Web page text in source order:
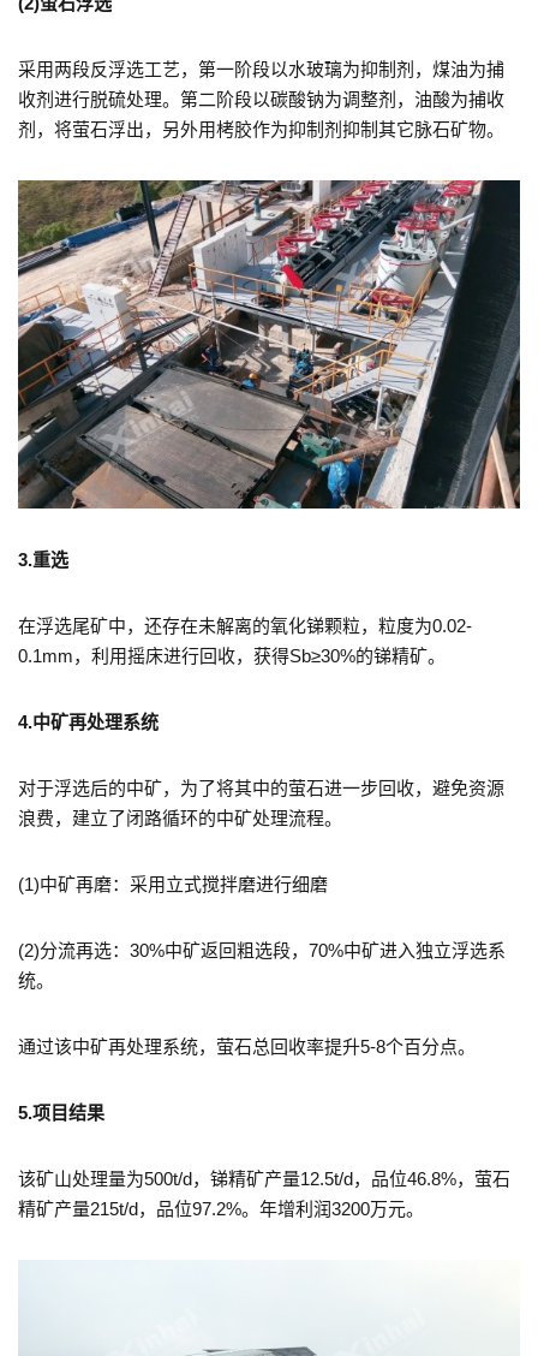
采用两段反浮选工艺，第一阶段以水玻璃为抑制剂，煤油为捕
收剂进行脱硫处理。第二阶段以碳酸钠为调整剂，油酸为捕收
剂，将萤石浮出，另外用栲胶作为抑制剂抑制其它脉石矿物。
3.重选
在浮选尾矿中，还存在未解离的氧化锑颗粒，粒度为0.02-
0.1mm，利用摇床进行回收，获得Sb≥30%的锑精矿。
4.中矿再处理系统
对于浮选后的中矿，为了将其中的萤石进一步回收，避免资源
浪费，建立了闭路循环的中矿处理流程。
(1)中矿再磨：采用立式搅拌磨进行细磨
(2)分流再选：30%中矿返回粗选段，70%中矿进入独立浮选系
统。
通过该中矿再处理系统，萤石总回收率提升5-8个百分点。
5.项目结果
该矿山处理量为500t/d，锑精矿产量12.5t/d，品位46.8%，萤石
精矿产量215t/d，品位97.2%。年增利润3200万元。